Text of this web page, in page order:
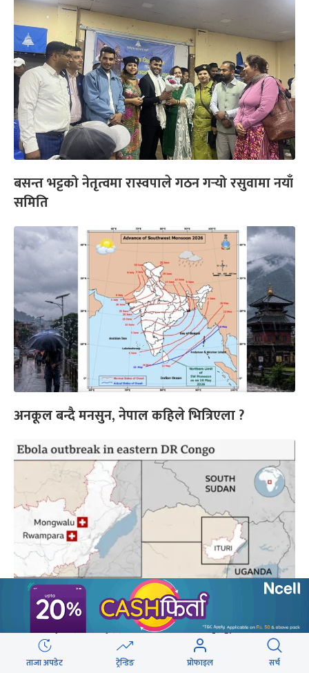
बसन्त भट्टको नेतृत्वमा रास्वपाले गठन गर्‍यो रसुवामा नयाँ
समिति
अनकूल बन्दै मनसुन, नेपाल कहिले भित्रिएला ?
कंगोमा इबोला भाइरसबाट ८० जनाको मृत्यु,
डब्लुएचओले घोषणा गर्‍यो विश्व स्वास्थ्य संकटकाल
ताजा अपडेट ट्रेन्डिङ प्रोफाइल सर्च